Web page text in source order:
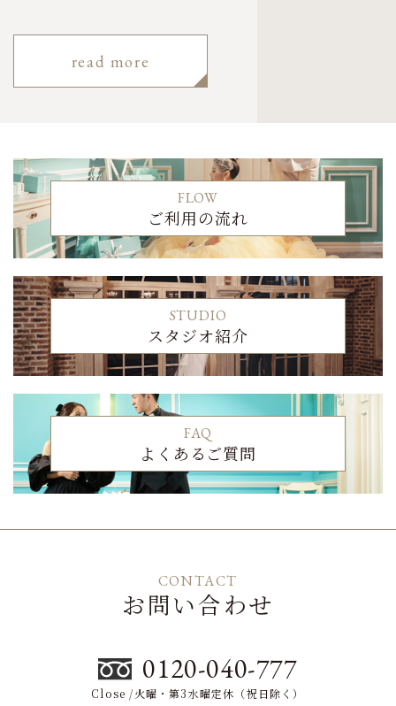
read more
FLOW
ご利用の流れ
STUDIO
スタジオ紹介
FAQ
よくあるご質問
CONTACT
お問い合わせ
0120-040-777
Close /火曜・第3水曜定休（祝日除く）